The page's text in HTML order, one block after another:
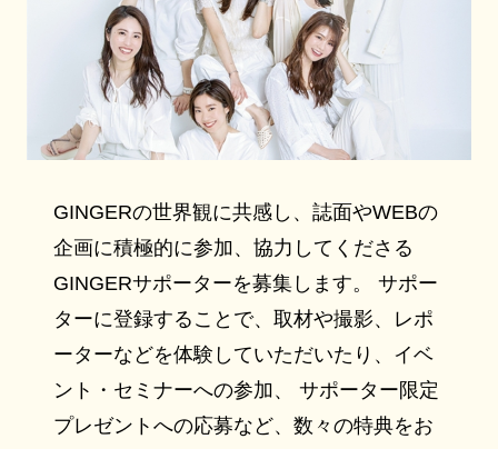
GINGERの世界観に共感し、誌面やWEBの
企画に積極的に参加、協力してくださる
GINGERサポーターを募集します。 サポー
ターに登録することで、取材や撮影、レポ
ーターなどを体験していただいたり、イベ
ント・セミナーへの参加、 サポーター限定
プレゼントへの応募など、数々の特典をお